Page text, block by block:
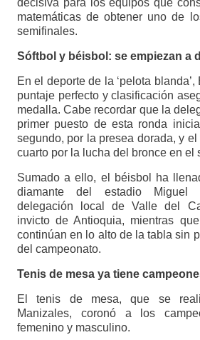
matemáticas de obtener uno de
semifinales.
Sóftbol y béisbol: se empiezan a
En el deporte de la ‘pelota
puntaje perfecto y clasificación
medalla. Cabe recordar que la
primer puesto de esta ronda
segundo, por la presea dorada, y el
cuarto por la lucha del bronce en el
Sumado a ello, el béisbol ha
diamante del estadio Miguel
delegación local de Valle del
invicto de Antioquia, mientras
continúan en lo alto de la tabla sin
del campeonato.
Tenis de mesa ya tiene
El tenis de mesa, que se
Manizales, coronó a los
femenino y masculino.